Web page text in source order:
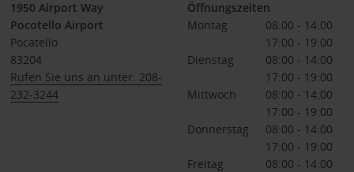
1950 Airport Way
Pocotello Airport
Pocatello
83204
Rufen Sie uns an unter: 208-
232-3244
Öffnungszeiten
Montag
08:00 - 14:00
17:00 - 19:00
Dienstag
08:00 - 14:00
17:00 - 19:00
Mittwoch
08:00 - 14:00
17:00 - 19:00
Donnerstag
08:00 - 14:00
17:00 - 19:00
Freitag
08:00 - 14:00